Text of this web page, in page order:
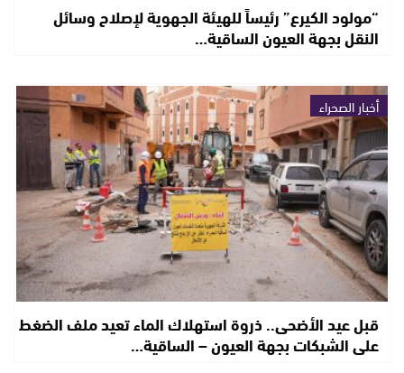
“مولود الكيرع” رئيساً للهيئة الجهوية لإصلاح وسائل
النقل بجهة العيون الساقية…
أخبار الصحراء
قبل عيد الأضحى.. ذروة استهلاك الماء تعيد ملف الضغط
على الشبكات بجهة العيون – الساقية…